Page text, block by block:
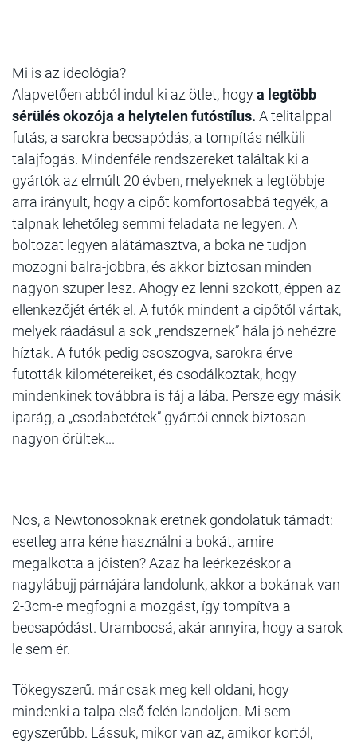
Mi is az ideológia?
Alapvetően abból indul ki az ötlet, hogya legtöbb
sérülés okozója a helytelen futóstílus. A telitalppal
futás, a sarokra becsapódás, a tompítás nélküli
talajfogás. Mindenféle rendszereket találtak ki a
gyártók az elmúlt 20 évben, melyeknek a legtöbbje
arra irányult, hogy a cipőt komfortosabbá tegyék, a
talpnak lehetőleg semmi feladata ne legyen. A
boltozat legyen alátámasztva, a boka ne tudjon
mozogni balra-jobbra, és akkor biztosan minden
nagyon szuper lesz. Ahogy ez lenni szokott, éppen az
ellenkezőjét érték el. A futók mindent a cipőtől vártak,
melyek ráadásul a sok „rendszernek” hála jó nehézre
híztak. A futók pedig csoszogva, sarokra érve
futották kilométereiket, és csodálkoztak, hogy
mindenkinek továbbra is fáj a lába. Persze egy másik
iparág, a „csodabetétek” gyártói ennek biztosan
nagyon örültek...
Nos, a Newtonosoknak eretnek gondolatuk támadt:
esetleg arra kéne használni a bokát, amire
megalkotta a jóisten? Azaz ha leérkezéskor a
nagylábujj párnájára landolunk, akkor a bokának van
2-3cm-e megfogni a mozgást, így tompítva a
becsapódást. Urambocsá, akár annyira, hogy a sarok
le sem ér.
Tökegyszerű. már csak meg kell oldani, hogy
mindenki a talpa első felén landoljon. Mi sem
egyszerűbb. Lássuk, mikor van az, amikor kortól,